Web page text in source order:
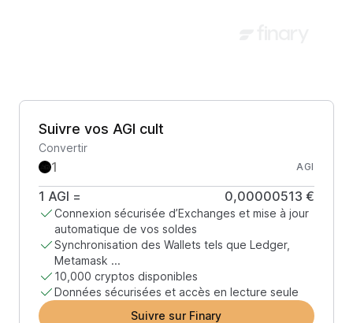
Suivre vos AGI cult
Convertir
AGI
1 AGI = 0,00000513 €
Connexion sécurisée d’Exchanges et mise à jour
automatique de vos soldes
Synchronisation des Wallets tels que Ledger,
Metamask ...
10,000 cryptos disponibles
Données sécurisées et accès en lecture seule
Suivre sur Finary